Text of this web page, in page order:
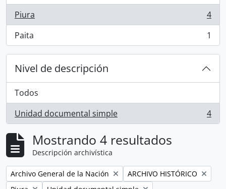
Piura
, 4 resultados
4
Paita
, 1 resultados 1
Nivel de descripción
Todos
Unidad documental simple
, 4 resultados 4
Mostrando 4 resultados
Descripción archivística
Remove filter:
Archivo General de la Nación Remove filter:
ARCHIVO HISTÓRICO